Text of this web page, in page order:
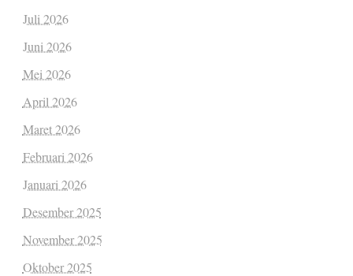
Juli 2026
Juni 2026
Mei 2026
April 2026
Maret 2026
Februari 2026
Januari 2026
Desember 2025
November 2025
Oktober 2025